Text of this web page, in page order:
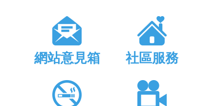
網站意見箱 社區服務